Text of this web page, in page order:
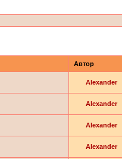
Автор
Alexander
Alexander
Alexander
Alexander